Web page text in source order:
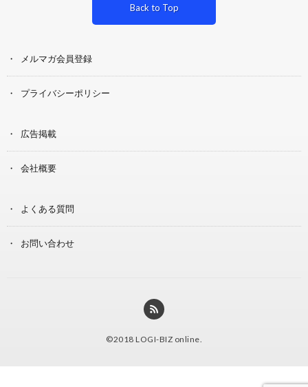
Back to Top
メルマガ会員登録
プライバシーポリシー
広告掲載
会社概要
よくある質問
お問い合わせ
©2018 LOGI-BIZ online.